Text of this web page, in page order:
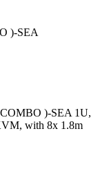
)-SEA
)-SEA 1U,
with 8x 1.8m